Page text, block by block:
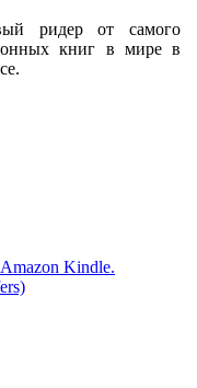
ридер от самого
книг в мире в
Kindle.